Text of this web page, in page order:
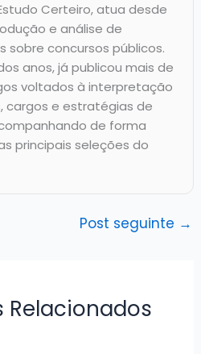
Certeiro, atua desde
e análise de
sobre concursos públicos.
anos, já publicou mais de
voltados à interpretação
cargos e estratégias de
de forma
principais seleções do
Post seguinte →
Relacionados